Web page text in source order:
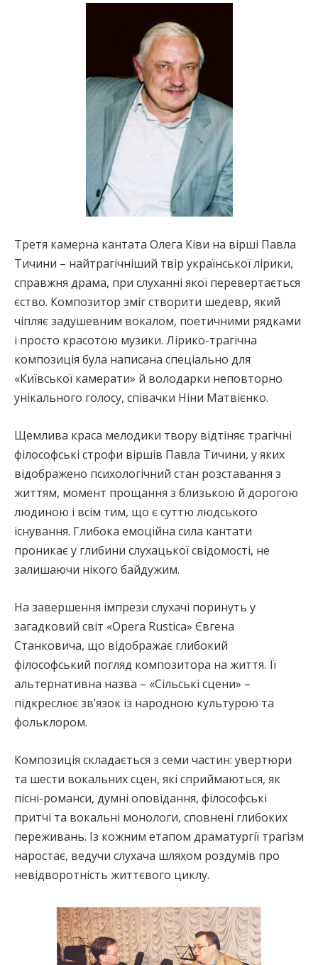
Третя камерна кантата Олега Ківи на вірші Павла
Тичини – найтрагічніший твір української лірики,
справжня драма, при слуханні якої перевертається
єство. Композитор зміг створити шедевр, який
чіпляє задушевним вокалом, поетичними рядками
і просто красотою музики. Лірико-трагічна
композиція була написана спеціально для
«Київської камерати» й володарки неповторно
унікального голосу, співачки Ніни Матвієнко.
Щемлива краса мелодики твору відтіняє трагічні
філософські строфи віршів Павла Тичини, у яких
відображено психологічний стан розставання з
життям, момент прощання з близькою й дорогою
людиною і всім тим, що є суттю людського
існування. Глибока емоційна сила кантати
проникає у глибини слухацької свідомості, не
залишаючи нікого байдужим.
На завершення імпрези слухачі поринуть у
загадковий світ «Opera Rustica» Євгена
Станковича, що відображає глибокий
філософський погляд композитора на життя. Її
альтернативна назва – «Сільські сцени» –
підкреслює зв’язок із народною культурою та
фольклором.
Композиція складається з семи частин: увертюри
та шести вокальних сцен, які сприймаються, як
пісні-романси, думні оповідання, філософські
притчі та вокальні монологи, сповнені глибоких
переживань. Із кожним етапом драматургії трагізм
наростає, ведучи слухача шляхом роздумів про
невідворотність життєвого циклу.